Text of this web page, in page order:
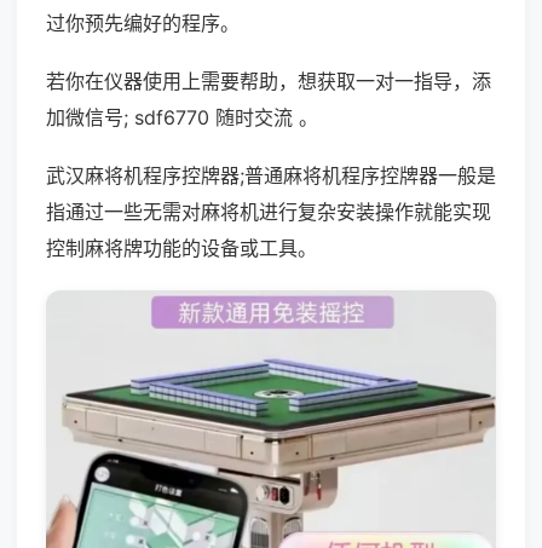
过你预先编好的程序。
若你在仪器使用上需要帮助，想获取一对一指导，添
加微信号; sdf6770 随时交流 。
武汉麻将机程序控牌器;普通麻将机程序控牌器一般是
指通过一些无需对麻将机进行复杂安装操作就能实现
控制麻将牌功能的设备或工具。